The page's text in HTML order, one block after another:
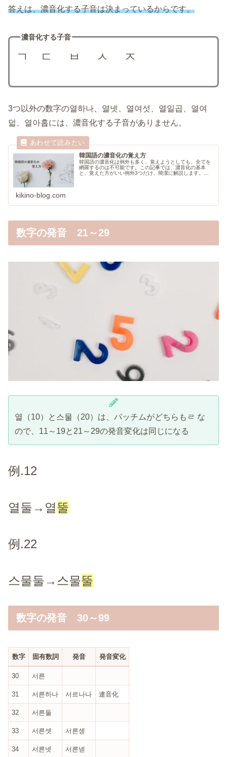
答えは、濃音化する子音は決まっているからです。
濃音化する子音
ㄱ ㄷ ㅂ ㅅ ㅈ
3つ以外の数字の열하나、열넷、열여섯、열일곱、열여
덟、열아홉には、濃音化する子音がありません。
韓国語の濃音化の覚え方
韓国語の濃音化は例外も多く、覚えようとしても、全てを
網羅するのは不可能です。この記事では、濃音化の基本
と、覚えた方がいい例外3つだけ、簡潔に解説します。そ
kikino-blog.com
数字の発音 21～29
열（10）と스물（20）は、パッチムがどちらもㄹ な
ので、11～19と21～29の発音変化は同じになる
例.12
열둘→열뚤
例.22
스물둘→스물뚤
数字の発音 30～99
数字 固有数詞 発音 発音変化
30 서른
31 서른하나 서르나나 連音化
32 서른둘
33 서른셋 서른섿
34 서른넷 서른넫